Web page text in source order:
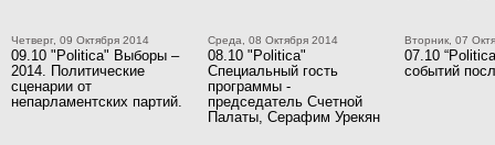
Четверг, 09 Октября 2014
09.10 "Politica" Выборы –
2014. Политические
сценарии от
непарламентских партий.
Среда, 08 Октября 2014
08.10 "Politica"
Специальный гость
программы -
председатель Счетной
Палаты, Серафим Урекян
Вторник, 07
07.10
событий